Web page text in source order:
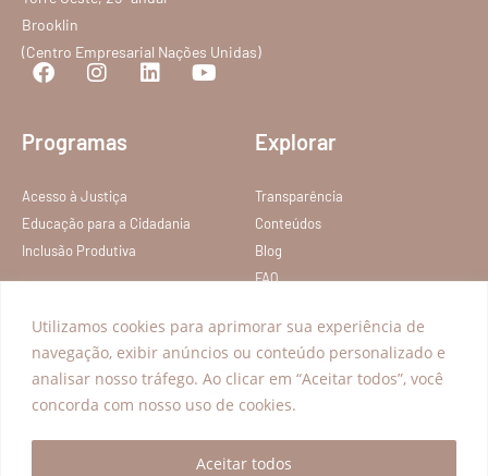
Utilizamos cookies para aprimorar sua experiência de
navegação, exibir anúncios ou conteúdo personalizado e
analisar nosso tráfego. Ao clicar em “Aceitar todos”, você
concorda com nosso uso de cookies.
Aceitar todos
Brooklin
(Centro Empresarial Nações Unidas)
Programas
Acesso à Justiça
Educação para a Cidadania
Inclusão Produtiva
Explorar
Transparência
Conteúdos
Blog
FAQ
Termos de Serviço
Todos os direitos reservados – Instituto Nelson Wilians